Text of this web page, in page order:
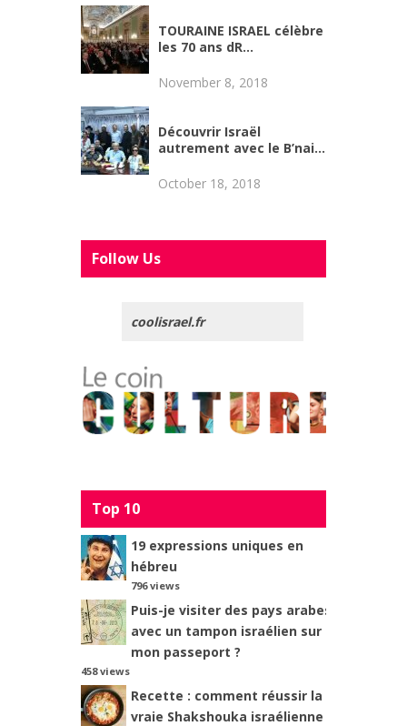
TOURAINE ISRAEL célèbre
les 70 ans dR...
November 8, 2018
Découvrir Israël
autrement avec le B’nai...
October 18, 2018
Follow Us
coolisrael.fr
Top 10
19 expressions uniques en
hébreu
796 views
Puis-je visiter des pays arabes
avec un tampon israélien sur
mon passeport ?
458 views
Recette : comment réussir la
vraie Shakshouka israélienne ?